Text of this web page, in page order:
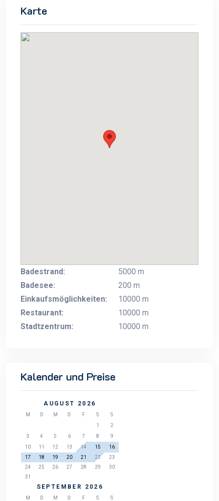
Karte
Badestrand:
5000 m
Badesee:
200 m
Einkaufsmöglichkeiten:
10000 m
Restaurant:
10000 m
Stadtzentrum:
10000 m
Kalender und Preise
AUGUST 2026
M D M D F S
S
1
2
3
4 5 6 7 8
9
10
11 12 13 14 15
16
17
18 19 20 21 22
23
24
25 26 27 28 29
30
31
SEPTEMBER 2026
M D M D F S S